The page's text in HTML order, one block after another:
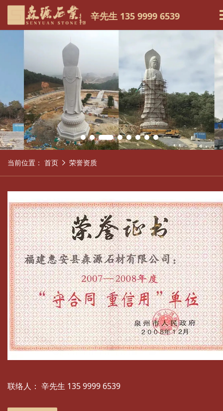
辛先生 135 9999 6539
当前位置： 首页 荣誉资质
联络人： 辛先生 135 9999 6539